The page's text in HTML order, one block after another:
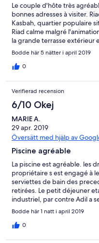
Le couple d'hôte très
bonnes adresses à visiter.
Kasbah, quartier populaire
Riad calme malgré
la grande terrasse
séjour à Marrakech.
Bodde här 5 nätter i april 2019
0
Verifierad recension
6/10 Okej
MARIE A.
29 apr. 2019
Översätt med hjälp av
Piscine agréable
La piscine est agréable. les
propriétaire s est engagé à
serviettes de bain des
retirées. Le petit déjeuner
industriel, par contre Adil a
départ. Nous ne sommes
Bodde här 1 natt i april 2019
0